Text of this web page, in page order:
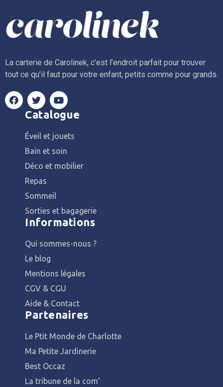
La carterie de Carolinek, c’est l’endroit parfait pour trouver
tout ce qu’il faut pour votre enfant, petits comme pour grands.
Catalogue
Éveil et jouets
Bain et soin
Déco et mobilier
Repas
Sommeil
Sorties et bagagerie
Informations
Qui sommes-nous ?
Le blog
Mentions légales
CGV & CGU
Aide & Contact
Partenaires
Le Ptit Monde de Charlotte
Ma Petite Jardinerie
Best Occaz
La tribune de la com'